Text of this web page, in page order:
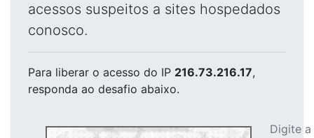
acessos suspeitos a sites hospedados
conosco.
Para liberar o acesso do IP 216.73.216.17,
responda ao desafio abaixo.
Digite